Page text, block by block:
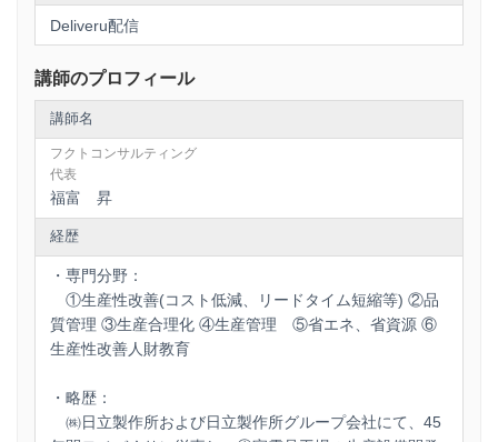
Deliveru配信
講師のプロフィール
講師名
フクトコンサルティング
代表
福富 昇
経歴
・専門分野：
①生産性改善(コスト低減、リードタイム短縮等) ②品
質管理 ③生産合理化 ④生産管理 ⑤省エネ、省資源 ⑥
生産性改善人財教育
・略歴：
㈱日立製作所および日立製作所グループ会社にて、45